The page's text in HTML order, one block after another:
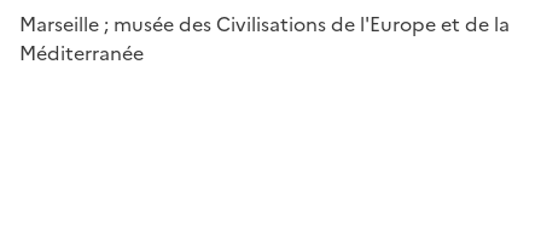
Marseille ; musée des Civilisations de l'Europe et de la
Méditerranée